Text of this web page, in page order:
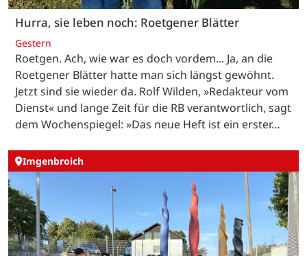
Hurra, sie leben noch: Roetgener Blätter
Gestern
Roetgen. Ach, wie war es doch vordem... Ja, an die
Roetgener Blätter hatte man sich längst gewöhnt.
Jetzt sind sie wieder da. Rolf Wilden, »Redakteur vom
Dienst« und lange Zeit für die RB verantwortlich, sagt
dem Wochenspiegel: »Das neue Heft ist ein erster…
Imgenbroich